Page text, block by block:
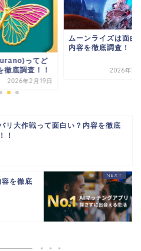
ズは面白い？
調査！！
2026年2月17日
容を徹底調査！！
リ大作戦って面白い？内容を徹底
！
を徹底